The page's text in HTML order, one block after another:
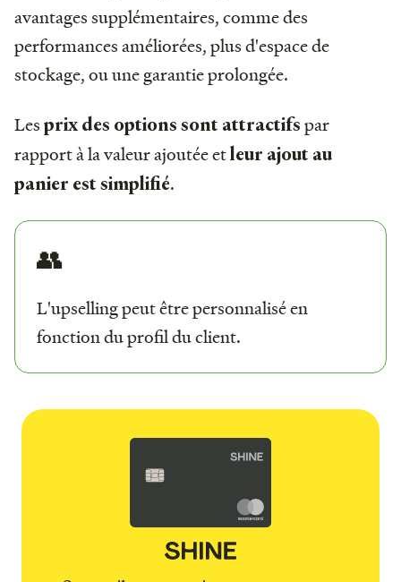
avantages supplémentaires, comme des
performances améliorées, plus d'espace de
stockage, ou une garantie prolongée.
Les prix des options sont attractifs par
rapport à la valeur ajoutée etleur ajout au
panier est simplifié.
👥
L'upselling peut être personnalisé en
fonction du profil du client.